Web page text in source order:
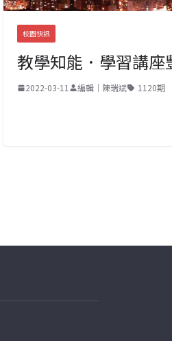
校園快訊
教學知能．學習講座
2022-03-11 編輯｜陳瑞斌 1120期